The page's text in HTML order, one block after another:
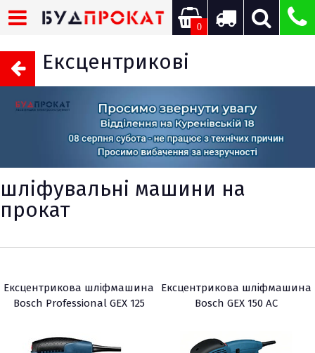
0
Ексцентрикові
шліфувальні машини на
прокат
Ексцентрикова шліфмашина
Bosch Professional GEX 125
Ексцентрикова шліфмашина
Bosch GEX 150 AC